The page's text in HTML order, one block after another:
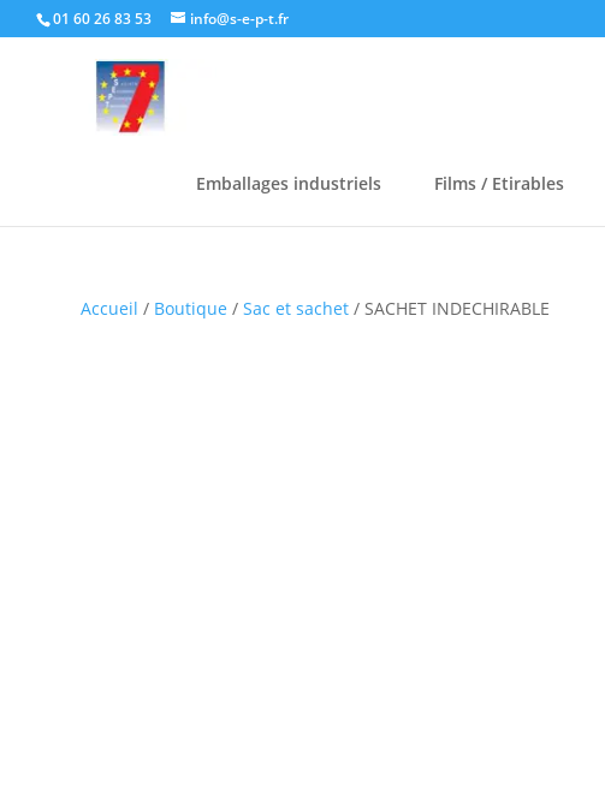
01 60 26 83 53 info@s-e-p-t.fr
Emballages industriels Films / Etirables
Accueil / Boutique /Sac et sachet / SACHET INDECHIRABLE